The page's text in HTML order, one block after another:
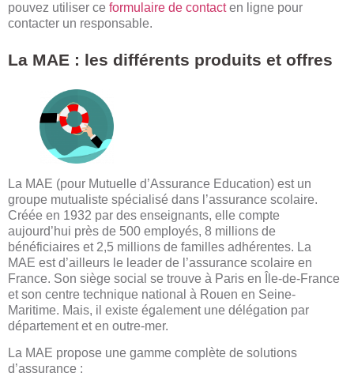
pouvez utiliser ce formulaire de contacten ligne pour
contacter un responsable.
La MAE : les différents produits et offres
La MAE (pour Mutuelle d’Assurance Education) est un
groupe mutualiste spécialisé dans l’assurance scolaire.
Créée en 1932 par des enseignants, elle compte
aujourd’hui près de 500 employés, 8 millions de
bénéficiaires et 2,5 millions de familles adhérentes. La
MAE est d’ailleurs le leader de l’assurance scolaire en
France. Son siège social se trouve à Paris en Île-de-France
et son centre technique national à Rouen en Seine-
Maritime. Mais, il existe également une délégation par
département et en outre-mer.
La MAE propose une gamme complète de solutions
d’assurance :